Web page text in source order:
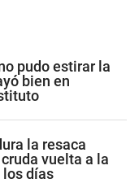
pudo estirar la
bien en
la resaca
vuelta a la
los días